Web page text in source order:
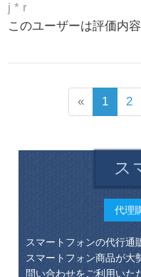
j * r
このユーザーは評価内
« 1 2
ス
代理
スマートフォンの代行通
スマートフォン商品が大
問い合わせをご利用いた